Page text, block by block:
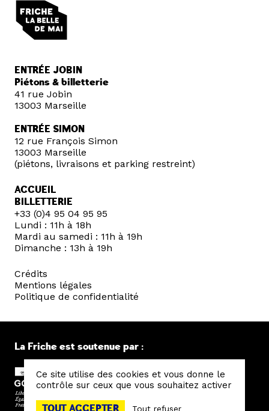
ENTRÉE JOBIN
Piétons & billetterie
41 rue Jobin
13003 Marseille
ENTRÉE SIMON
12 rue François Simon
13003 Marseille
(piétons, livraisons et parking restreint)
ACCUEIL
BILLETTERIE
+33 (0)4 95 04 95 95
Lundi : 11h à 18h
Mardi au samedi : 11h à 19h
Dimanche : 13h à 19h
Crédits
Mentions légales
Politique de confidentialité
La Friche est soutenue par :
Ce site utilise des cookies et vous donne le
contrôle sur ceux que vous souhaitez activer
TOUT ACCEPTER Tout refuser